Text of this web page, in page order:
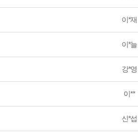
이*재
이*늘
강*영
이**
신*섭